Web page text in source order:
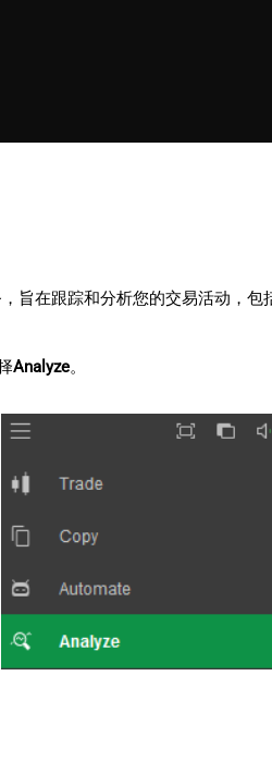
旨在跟踪和分析您的交易活动，
Analyze。